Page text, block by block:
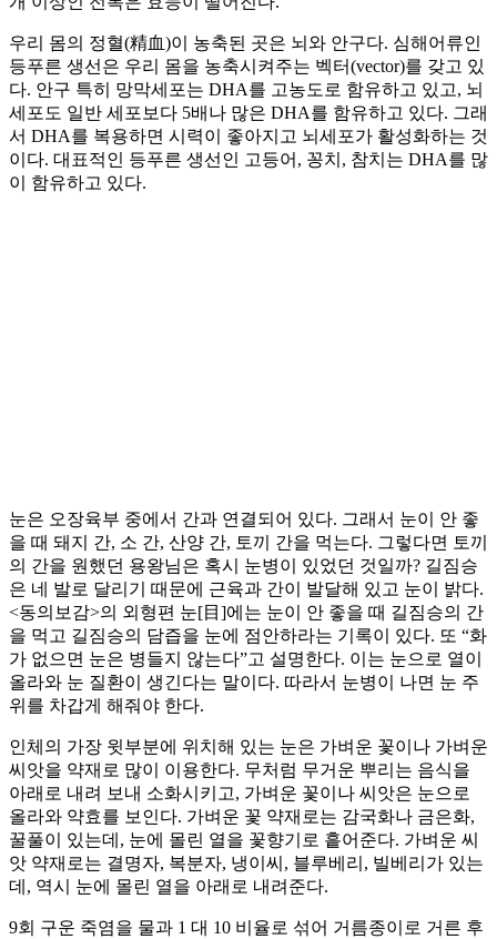
우리 몸의 정혈(精血)이 농축된 곳은 뇌와 안구다. 심해어류인
등푸른 생선은 우리 몸을 농축시켜주는 벡터(vector)를 갖고 있
다. 안구 특히 망막세포는 DHA를 고농도로 함유하고 있고, 뇌
세포도 일반 세포보다 5배나 많은 DHA를 함유하고 있다. 그래
서 DHA를 복용하면 시력이 좋아지고 뇌세포가 활성화하는 것
이다. 대표적인 등푸른 생선인 고등어, 꽁치, 참치는 DHA를 많
이 함유하고 있다.
눈은 오장육부 중에서 간과 연결되어 있다. 그래서 눈이 안 좋
을 때 돼지 간, 소 간, 산양 간, 토끼 간을 먹는다. 그렇다면 토끼
의 간을 원했던 용왕님은 혹시 눈병이 있었던 것일까? 길짐승
은 네 발로 달리기 때문에 근육과 간이 발달해 있고 눈이 밝다.
<동의보감>의 외형편 눈[目]에는 눈이 안 좋을 때 길짐승의 간
을 먹고 길짐승의 담즙을 눈에 점안하라는 기록이 있다. 또 “화
가 없으면 눈은 병들지 않는다”고 설명한다. 이는 눈으로 열이
올라와 눈 질환이 생긴다는 말이다. 따라서 눈병이 나면 눈 주
위를 차갑게 해줘야 한다.
인체의 가장 윗부분에 위치해 있는 눈은 가벼운 꽃이나 가벼운
씨앗을 약재로 많이 이용한다. 무처럼 무거운 뿌리는 음식을
아래로 내려 보내 소화시키고, 가벼운 꽃이나 씨앗은 눈으로
올라와 약효를 보인다. 가벼운 꽃 약재로는 감국화나 금은화,
꿀풀이 있는데, 눈에 몰린 열을 꽃향기로 흩어준다. 가벼운 씨
앗 약재로는 결명자, 복분자, 냉이씨, 블루베리, 빌베리가 있는
데, 역시 눈에 몰린 열을 아래로 내려준다.
9회 구운 죽염을 물과 1 대 10 비율로 섞어 거름종이로 거른 후